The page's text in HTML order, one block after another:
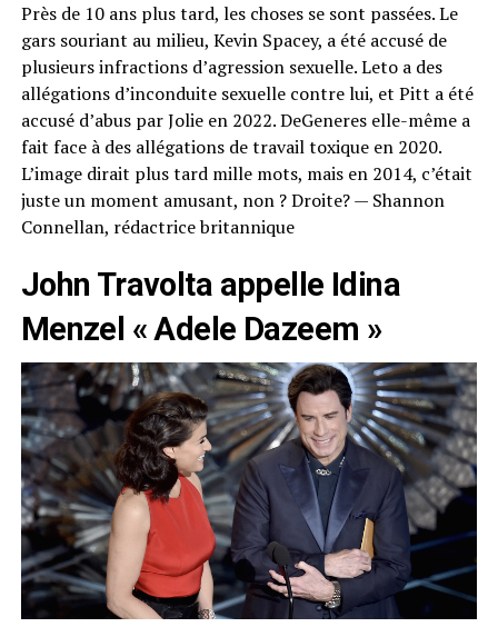
Près de 10 ans plus tard, les choses se sont passées. Le
gars souriant au milieu, Kevin Spacey, a été accusé de
plusieurs infractions d’agression sexuelle. Leto a des
allégations d’inconduite sexuelle contre lui, et Pitt a été
accusé d’abus par Jolie en 2022. DeGeneres elle-même a
fait face à des allégations de travail toxique en 2020.
L’image dirait plus tard mille mots, mais en 2014, c’était
juste un moment amusant, non ? Droite? — Shannon
Connellan, rédactrice britannique
John Travolta appelle Idina
Menzel « Adele Dazeem »